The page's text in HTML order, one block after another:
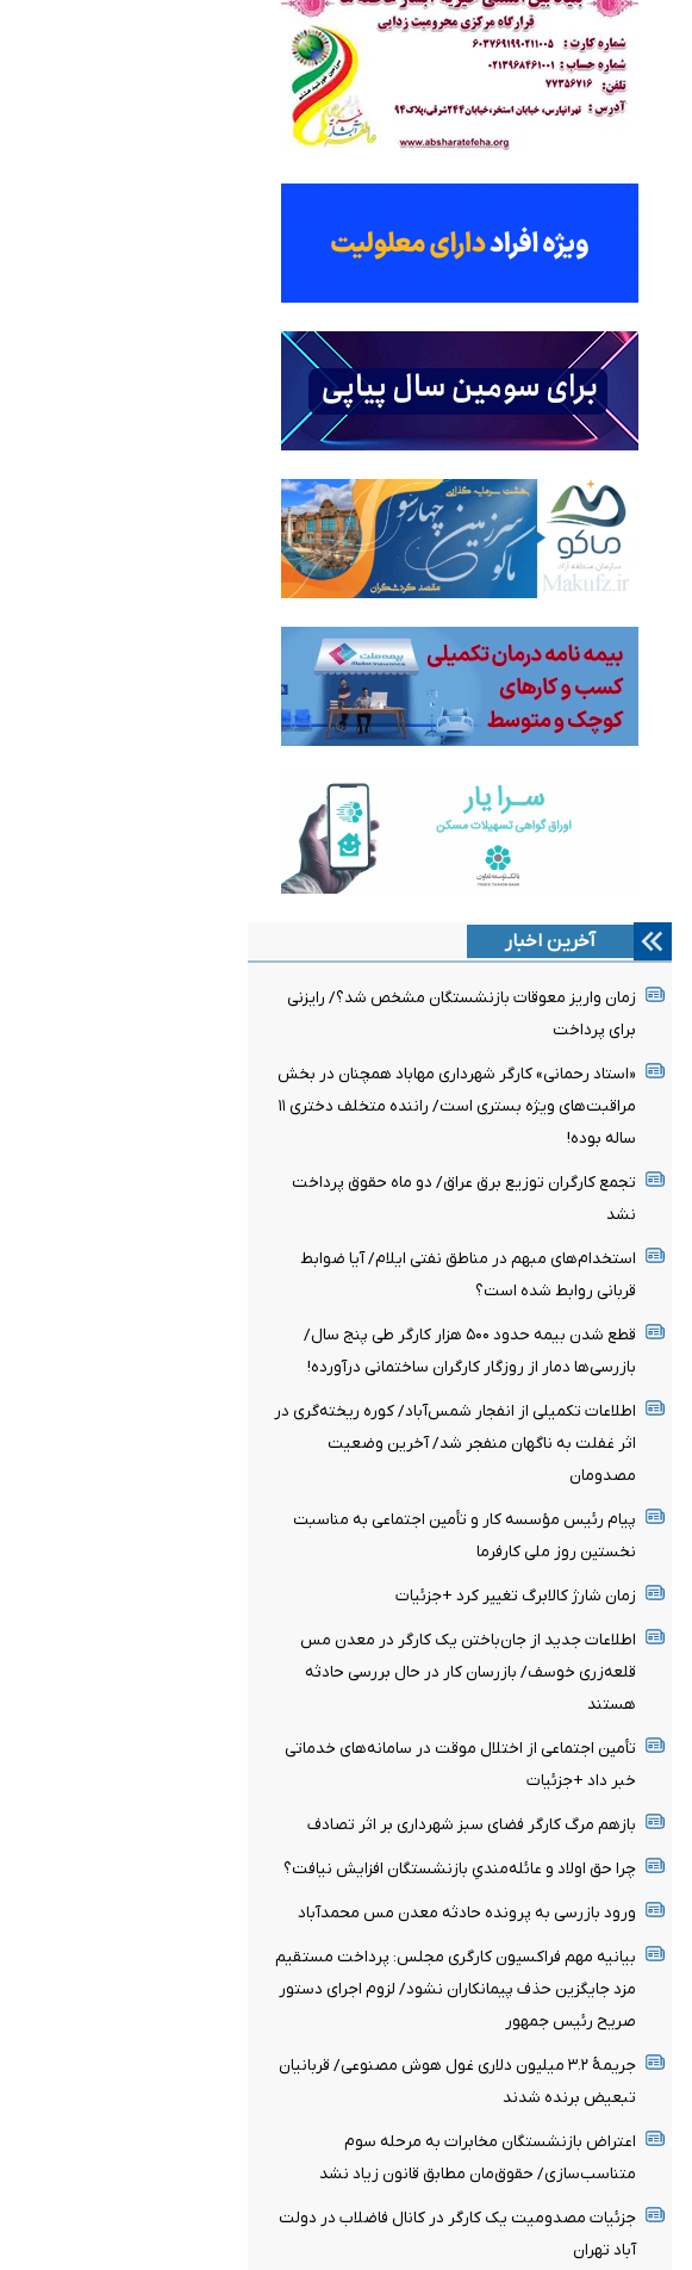
آخرین اخبار
زمان واریز معوقات بازنشستگان مشخص شد؟/ رایزنی
برای پرداخت
«استاد رحمانی» کارگر شهرداری مهاباد همچنان در بخش
مراقبت‌های ویژه بستری است/ راننده متخلف دختری ۱۱
ساله بوده!
تجمع کارگران توزیع برق عراق/ دو ماه حقوق پرداخت
نشد
استخدام‌های مبهم در مناطق نفتی ایلام/ آیا ضوابط
قربانی روابط شده است؟
قطع شدن بیمه حدود ۵۰۰ هزار کارگر طی پنج سال/
بازرسی‌ها دمار از روزگار کارگران ساختمانی درآورده!
اطلاعات تکمیلی از انفجار شمس‌آباد/ کوره ریخته‌گری در
اثر غفلت به ناگهان منفجر شد/ آخرین وضعیت
مصدومان
پیام رئیس مؤسسه کار و تأمین اجتماعی به مناسبت
نخستین روز ملی کارفرما
زمان شارژ کالابرگ تغییر کرد +جزئیات
اطلاعات جدید از جان‌باختن یک کارگر در معدن مس
قلعه‌زری خوسف/ بازرسان کار در حال بررسی حادثه
هستند
تأمین اجتماعی از اختلال موقت در سامانه‌های خدماتی
خبر داد +جزئیات
بازهم مرگ کارگر فضای سبز شهرداری بر اثر تصادف
چرا حق اولاد و عائله‌مندیِ بازنشستگان افزایش نیافت؟
ورود بازرسی به پرونده حادثه معدن مس محمدآباد
بیانیه مهم فراکسیون کارگری مجلس: پرداخت مستقیم
مزد جایگزین حذف پیمانکاران نشود/ لزوم اجرای دستور
صریح رئیس جمهور
جریمۀ ۳.۲ میلیون دلاری غول هوش مصنوعی/ قربانیان
تبعیض برنده شدند
اعتراض بازنشستگان مخابرات به مرحله سوم
متناسب‌سازی/ حقوق‌مان مطابق قانون زیاد نشد
جزئیات مصدومیت یک کارگر در کانال فاضلاب در دولت
آباد تهران